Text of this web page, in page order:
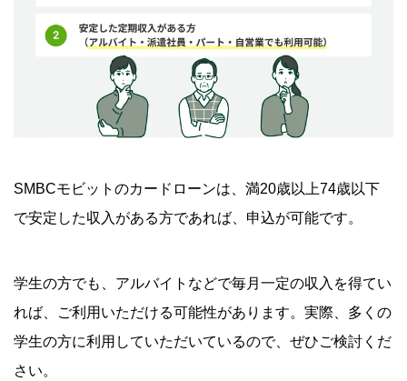
SMBCモビットのカードローンは、満20歳以上74歳以下
で安定した収入がある方であれば、申込が可能です。
学生の方でも、アルバイトなどで毎月一定の収入を得てい
れば、ご利用いただける可能性があります。実際、多くの
学生の方に利用していただいているので、ぜひご検討くだ
さい。